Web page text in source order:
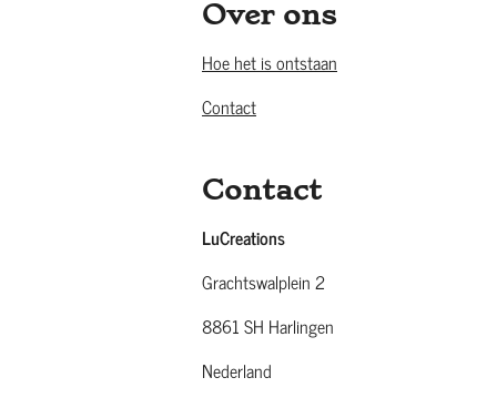
Over ons
Hoe het is ontstaan
Contact
Contact
LuCreations
Grachtswalplein 2
8861 SH Harlingen
Nederland